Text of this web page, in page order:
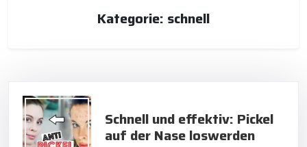
Kategorie: schnell
Schnell und effektiv: Pickel
auf der Nase loswerden